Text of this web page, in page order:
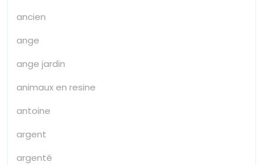
ancien
ange
ange jardin
animaux en resine
antoine
argent
argenté